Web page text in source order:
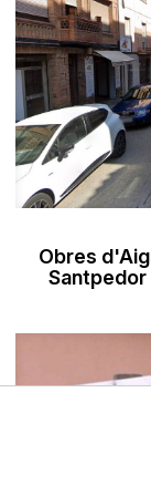
Obres
Santpedor